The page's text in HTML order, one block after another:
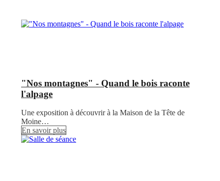
"Nos montagnes" - Quand le bois raconte
l'alpage
Une exposition à découvrir à la Maison de la Tête de
Moine…
En savoir plus